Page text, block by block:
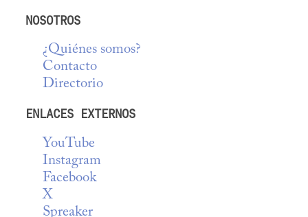
NOSOTROS
¿Quiénes somos?
Contacto
Directorio
ENLACES EXTERNOS
YouTube
Instagram
Facebook
X
Spreaker